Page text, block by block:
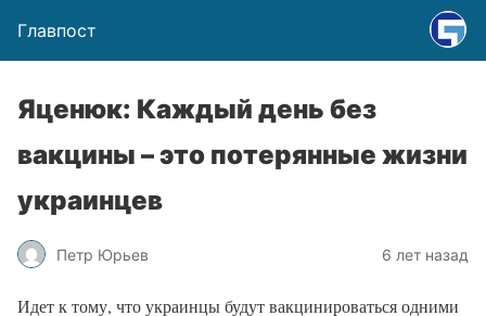
Главпост
Яценюк: Каждый день без
вакцины – это потерянные жизни
украинцев
Петр Юрьев 6 лет назад
Идет к тому, что украинцы будут вакцинироваться одними